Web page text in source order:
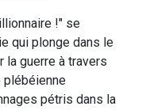
!" se
qui plonge dans le
la guerre à travers
plébéienne
pétris dans la